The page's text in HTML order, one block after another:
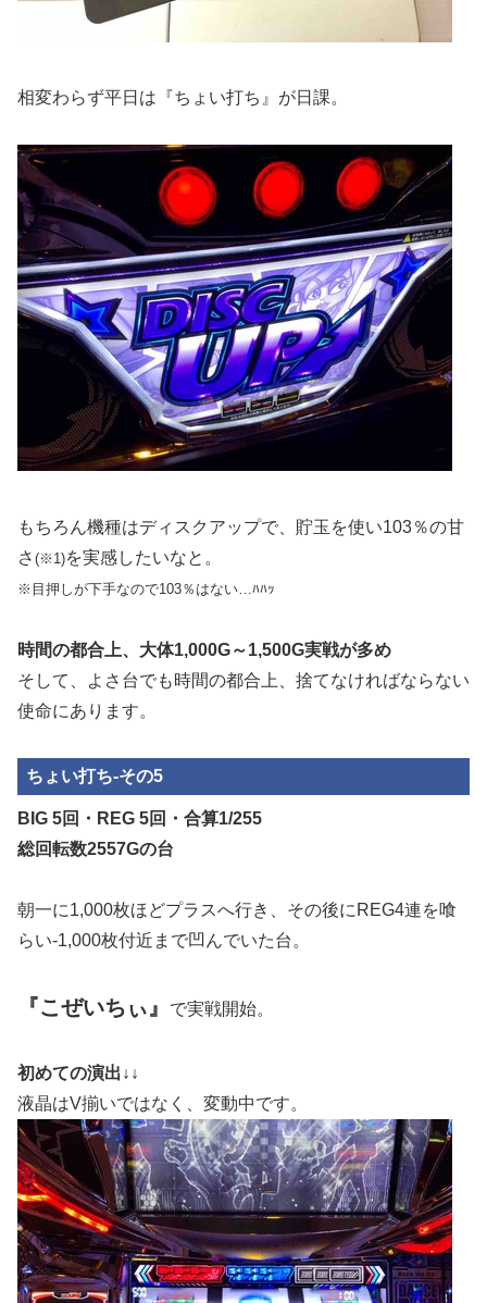
相変わらず平日は『ちょい打ち』が日課。
もちろん機種はディスクアップで、貯玉を使い103％の甘
さ (※1)を実感したいなと。
※目押しが下手なので103％はない…ﾊﾊｯ
時間の都合上、大体1,000G～1,500G実戦が多め
そして、よさ台でも時間の都合上、捨てなければならない
使命にあります。
ちょい打ち-その5
BIG 5回・REG 5回・合算1/255
総回転数2557Gの台
朝一に1,000枚ほどプラスへ行き、その後にREG4連を喰
らい-1,000枚付近まで凹んでいた台。
『こぜいちぃ』 で実戦開始。
初めての演出↓↓
液晶はV揃いではなく、変動中です。